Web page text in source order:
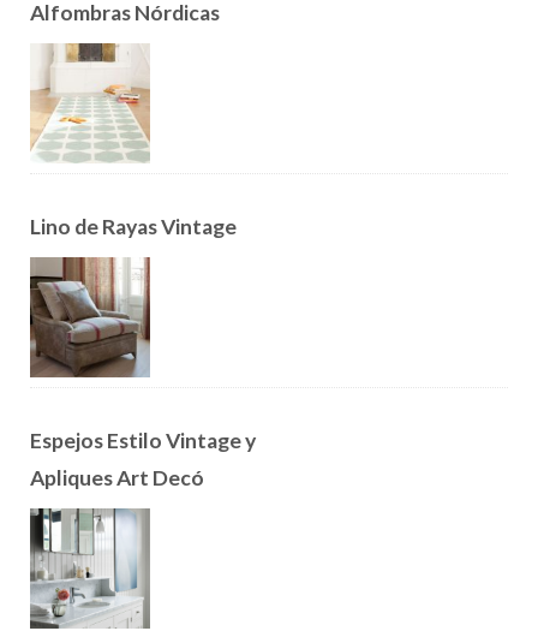
Alfombras Nórdicas
Lino de Rayas Vintage
Espejos Estilo Vintage y
Apliques Art Decó